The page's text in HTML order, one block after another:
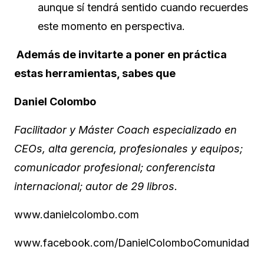
aunque sí tendrá sentido cuando recuerdes
este momento en perspectiva.
Además de invitarte a poner en práctica
estas herramientas, sabes que
Daniel Colombo
Facilitador y Máster Coach especializado en
CEOs, alta gerencia, profesionales y equipos;
comunicador profesional; conferencista
internacional; autor de 29 libros.
www.danielcolombo.com
www.facebook.com/DanielColomboComunidad